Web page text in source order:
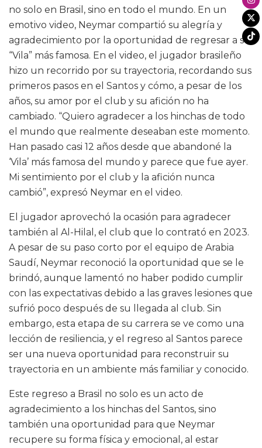
no solo en Brasil, sino en todo el mundo. En un
emotivo video, Neymar compartió su alegría y
agradecimiento por la oportunidad de regresar a su
“Vila” más famosa. En el video, el jugador brasileño
hizo un recorrido por su trayectoria, recordando sus
primeros pasos en el Santos y cómo, a pesar de los
años, su amor por el club y su afición no ha
cambiado. “Quiero agradecer a los hinchas de todo
el mundo que realmente deseaban este momento.
Han pasado casi 12 años desde que abandoné la
‘Vila’ más famosa del mundo y parece que fue ayer.
Mi sentimiento por el club y la afición nunca
cambió”, expresó Neymar en el video.
El jugador aprovechó la ocasión para agradecer
también al Al-Hilal, el club que lo contrató en 2023.
A pesar de su paso corto por el equipo de Arabia
Saudí, Neymar reconoció la oportunidad que se le
brindó, aunque lamentó no haber podido cumplir
con las expectativas debido a las graves lesiones que
sufrió poco después de su llegada al club. Sin
embargo, esta etapa de su carrera se ve como una
lección de resiliencia, y el regreso al Santos parece
ser una nueva oportunidad para reconstruir su
trayectoria en un ambiente más familiar y conocido.
Este regreso a Brasil no solo es un acto de
agradecimiento a los hinchas del Santos, sino
también una oportunidad para que Neymar
recupere su forma física y emocional, al estar